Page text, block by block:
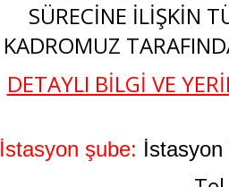
SÜRECİNE İLİŞKİN
KADROMUZ
DETAYLI BİLGİ VE
İstasyon şube: